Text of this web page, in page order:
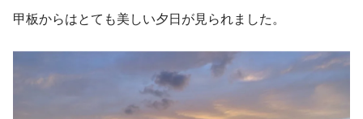
甲板からはとても美しい夕日が見られました。